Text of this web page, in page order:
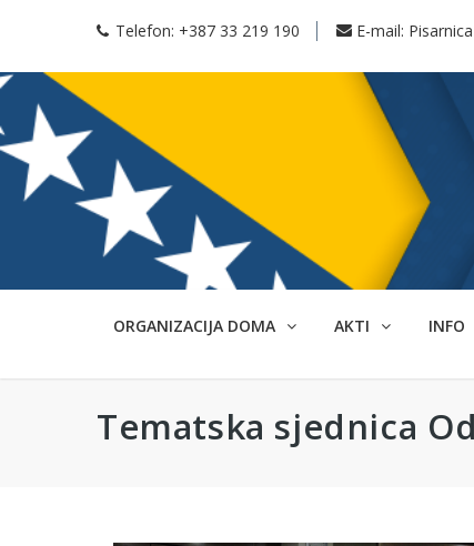
Telefon: +387 33 219 190 E-mail:
ORGANIZACIJA DOMA AKTI INFO
Tematska sjednica